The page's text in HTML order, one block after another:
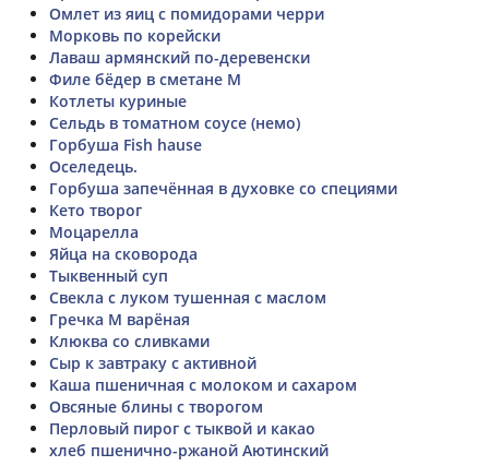
Омлет из яиц с помидорами черри
Морковь по корейски
Лаваш армянский по-деревенски
Филе бёдер в сметане М
Котлеты куриные
Сельдь в томатном соусе (немо)
Горбуша Fish hause
Оселедець.
Горбуша запечённая в духовке со специями
Кето творог
Моцарелла
Яйца на сковорода
Тыквенный суп
Свекла с луком тушенная с маслом
Гречка М варёная
Клюква со сливками
Сыр к завтраку с активной
Каша пшеничная с молоком и сахаром
Овсяные блины с творогом
Перловый пирог с тыквой и какао
хлеб пшенично-ржаной Аютинский